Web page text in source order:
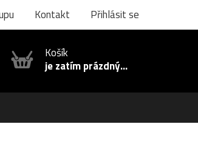
Kontakt Přihlásit se
Košík
je zatím prázdný...